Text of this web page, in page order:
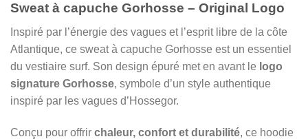
Sweat à capuche Gorhosse – Original Logo
Inspiré par l’énergie des vagues et l’esprit libre de la côte
Atlantique, ce sweat à capuche Gorhosse est un essentiel
du vestiaire surf. Son design épuré met en avant le logo
signature Gorhosse, symbole d’un style authentique
inspiré par les vagues d’Hossegor.
Conçu pour offrir chaleur, confort et durabilité, ce hoodie